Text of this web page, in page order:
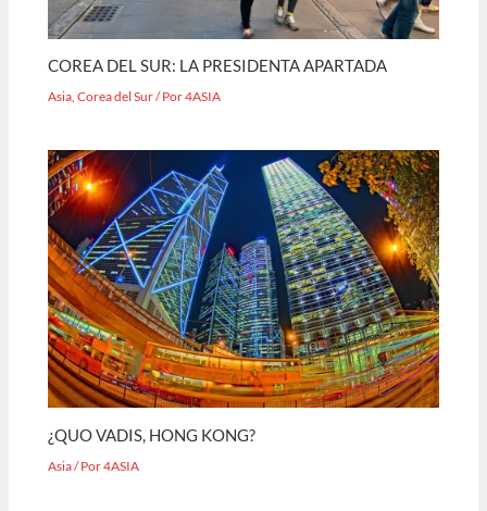
COREA DEL SUR: LA PRESIDENTA APARTADA
Asia ,Corea del Sur/ Por4ASIA
¿QUO VADIS, HONG KONG?
Asia/ Por4ASIA